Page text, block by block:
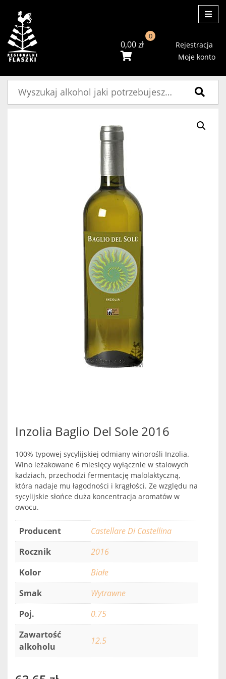
0,00zł
0
Rejestracja
Moje konto
Inzolia Baglio Del Sole 2016
100% typowej sycylijskiej odmiany winorośli Inzolia.
Wino leżakowane 6 miesięcy wyłącznie w stalowych
kadziach, przechodzi fermentację malolaktyczną,
która nadaje mu łagodności i krągłości. Ze względu na
sycylijskie słońce duża koncentracja aromatów w
owocu.
Producent
Castellare Di Castellina
Rocznik
2016
Kolor
Białe
Smak
Wytrawne
Poj.
0.75
Zawartość
alkoholu
12.5